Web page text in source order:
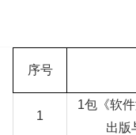
序号
1
1包《软
出版